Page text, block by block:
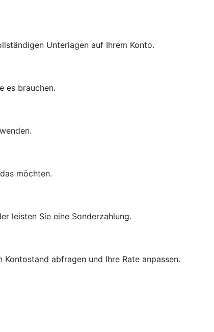
Unterlagen auf Ihrem Konto.
es brauchen.
möchten.
leisten Sie eine Sonderzahlung.
abfragen und Ihre Rate anpassen.